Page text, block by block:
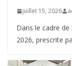
juillet 15, 2026
Dans le cadre
2026, prescrite